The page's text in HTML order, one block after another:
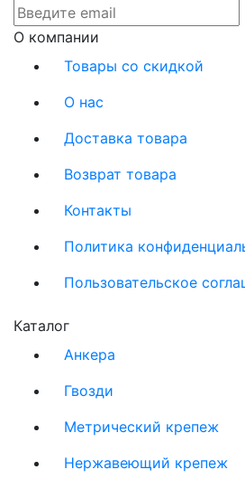
О компании
Товары со скидкой
О нас
Доставка товара
Возврат товара
Контакты
Политика
Пользовательское
Каталог
Анкера
Гвозди
Метрический крепеж
Нержавеющий крепеж